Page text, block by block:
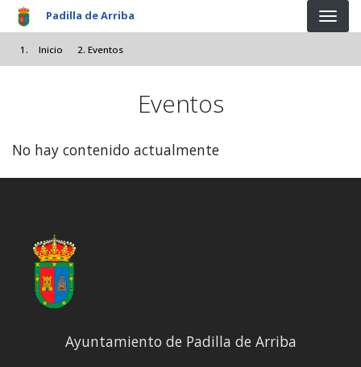
Pasar al contenido principal
Padilla de Arriba
Inicio Eventos
Eventos
No hay contenido actualmente
Ayuntamiento de Padilla de Arriba